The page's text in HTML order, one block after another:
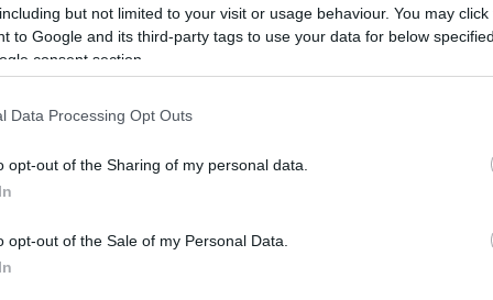
but not limited to your visit or usage behaviour. You may
to Google and its third-party tags to use your data for below
consent section.
Data Processing Opt Outs
opt-out of the Sharing of my personal data.
opt-out of the Sale of my Personal Data.
som kom till start på grund av förkylning.
Italien och Alexander Brandner från